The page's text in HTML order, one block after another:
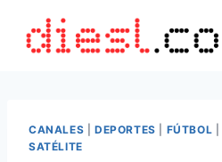
contenido
CANALES DEPORTES FÚTBOL
SATÉLITE